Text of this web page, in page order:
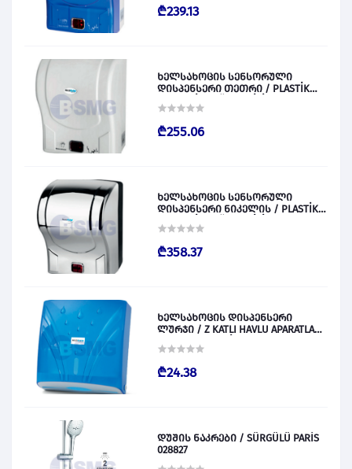
₾239.13
ხელსახოცის სენსორული
დისპენსერი თეთრი / PLASTİK
028829
₾255.06
ხელსახოცის სენსორული
დისპენსერი ნიკელის / PLASTİK
028830
₾358.37
ხელსახოცის დისპენსერი
ლურჯი / Z KATLI HAVLU APARATLARI
₾24.38
დუშის ნაკრები / SÜRGÜLÜ PARİS
028827